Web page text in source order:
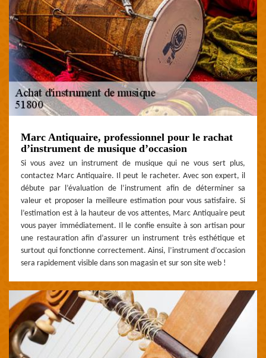
Marc Antiquaire, professionnel pour le rachat
d’instrument de musique d’occasion
Si vous avez un instrument de musique qui ne vous sert plus,
contactez Marc Antiquaire. Il peut le racheter. Avec son expert, il
débute par l’évaluation de l’instrument afin de déterminer sa
valeur et proposer la meilleure estimation pour vous satisfaire. Si
l’estimation est à la hauteur de vos attentes, Marc Antiquaire peut
vous payer immédiatement. Il le confie ensuite à son artisan pour
une restauration afin d’assurer un instrument très esthétique et
surtout qui fonctionne correctement. Ainsi, l’instrument d’occasion
sera rapidement visible dans son magasin et sur son site web !